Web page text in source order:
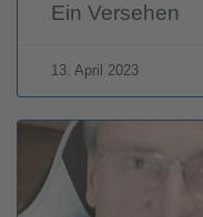
Ein Versehen
13. April 2023